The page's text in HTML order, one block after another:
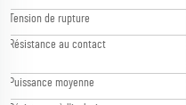
Tension de rupture
Résistance au contact
Puissance moyenne